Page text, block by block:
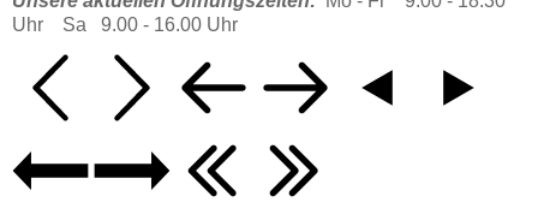
Uhr Sa 9.00 - 16.00 Uhr